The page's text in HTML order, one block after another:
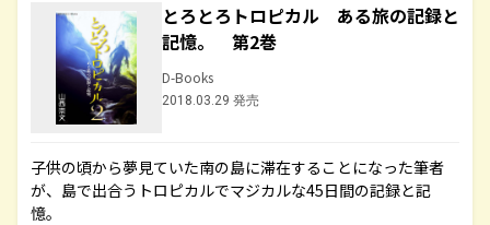
とろとろトロピカル ある旅の記録と
記憶。 第2巻
D-Books
2018.03.29 発売
子供の頃から夢見ていた南の島に滞在することになった筆者
が、島で出合うトロピカルでマジカルな45日間の記録と記
憶。